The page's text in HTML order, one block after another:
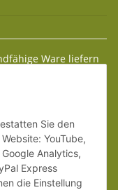
Ware liefern
99 € * Warenwert
bitte unserenLiefer-
Sie den
YouTube,
Analytics,
Express
die Einstellung